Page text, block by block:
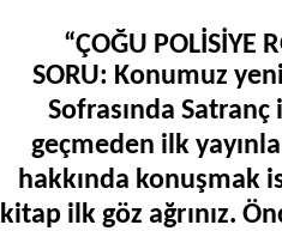
“ÇOĞU POLİSİYE
SORU: Konumuz
Sofrasında
geçmeden ilk
hakkında konuşmak
kitap ilk göz ağrınız.